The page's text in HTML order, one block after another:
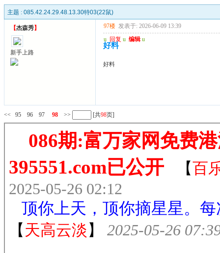
主题 : 085.42.24.29.48.13.30特03(22鼠)
【杰森秀】
新手上路
97楼 发表于: 2026-06-09 13:39
u 回复 u 编辑 u
好料
好料
<< 95 96 97 98 >> [共98页]